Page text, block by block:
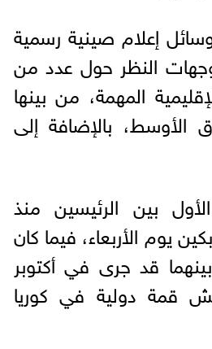
إعلام صينية رسمية
وجهات النظر حول عدد من
المهمة، من بينها
الأوسط، بالإضافة إلى
بين الرئيسين منذ
يوم الأربعاء، فيما كان
قد جرى في أكتوبر
قمة دولية في كوريا